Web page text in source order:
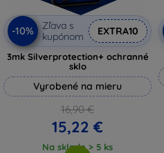
-10%
Zľava s
kupónom
EXTRA10
3mk Silverprotection+ ochranné
sklo
Vyrobené na mieru
16,90 €
15,22 €
Na sklade > 5 ks